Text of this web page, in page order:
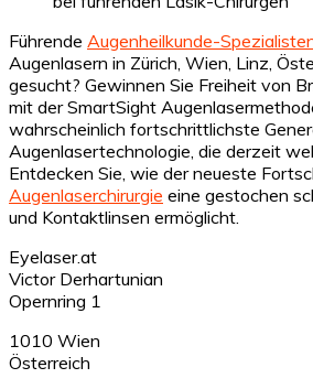
Führende Augenheilkunde-
Augenlasern in Zürich, Wien, Linz,
gesucht? Gewinnen Sie Freiheit von
mit der SmartSight
wahrscheinlich fortschrittlichste
Augenlasertechnologie, die derzeit
Entdecken Sie, wie der neueste
Augenlaserchirurgie eine gestochen
und Kontaktlinsen ermöglicht.
Eyelaser.at
Victor Derhartunian
Opernring 1
1010 Wien
Österreich